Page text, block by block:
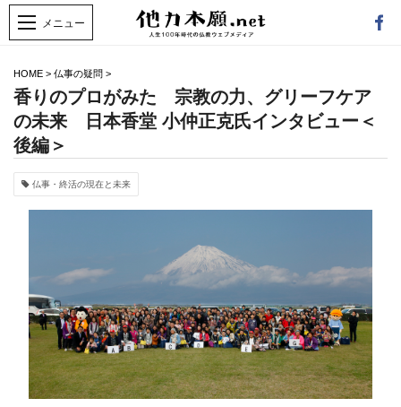
HOME > 仏事の疑問 >
香りのプロがみた 宗教の力、グリーフケア
の未来 日本香堂 小仲正克氏インタビュー＜
後編＞
仏事・終活の現在と未来